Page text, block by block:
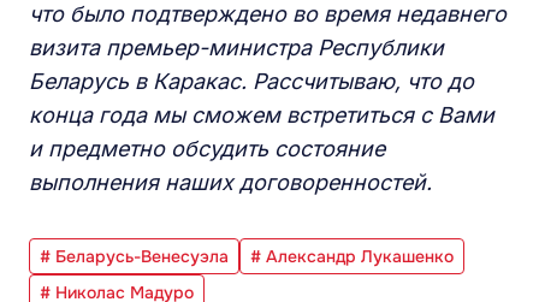
что было подтверждено во время недавнего
визита премьер-министра Республики
Беларусь в Каракас. Рассчитываю, что до
конца года мы сможем встретиться с Вами
и предметно обсудить состояние
выполнения наших договоренностей.
# Беларусь-Венесуэла
# Александр Лукашенко
# Николас Мадуро